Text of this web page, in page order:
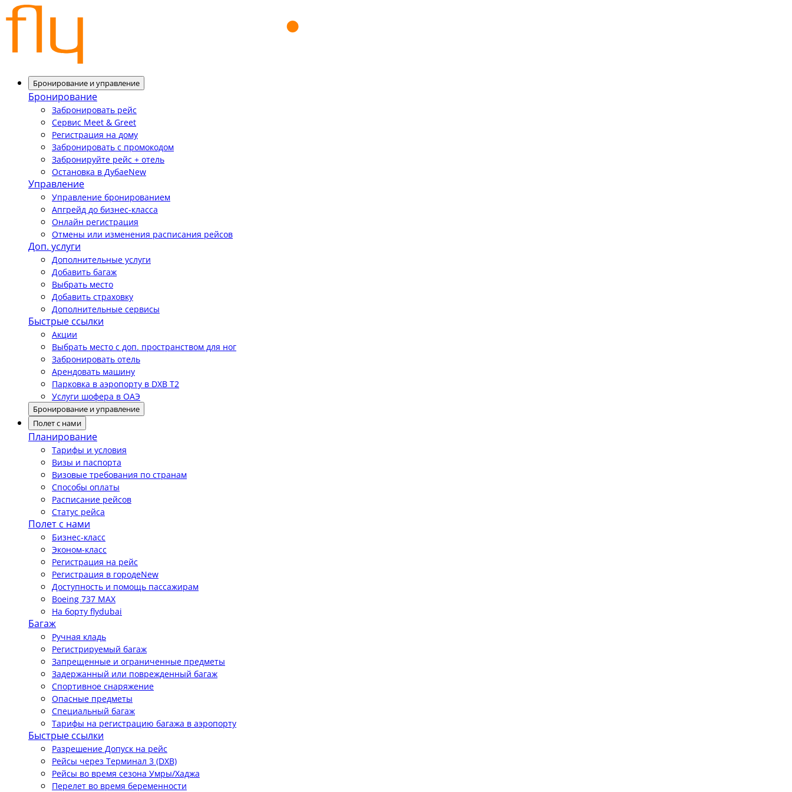
Бронирование и управление
Бронирование
Забронировать рейс
Сервис Meet & Greet
Регистрация на дому
Забронировать с промокодом
Забронируйте рейс + отель
Остановка в ДубаеNew
Управление
Управление бронированием
Апгрейд до бизнес-класса
Онлайн регистрация
Отмены или изменения расписания рейсов
Доп. услуги
Дополнительные услуги
Добавить багаж
Выбрать место
Добавить страховку
Дополнительные сервисы
Быстрые ссылки
Акции
Выбрать место с доп. пространством для ног
Забронировать отель
Арендовать машину
Парковка в аэропорту в DXB T2
Услуги шофера в ОАЭ
Бронирование и управление
Полет с нами
Планирование
Тарифы и условия
Визы и паспорта
Визовые требования по странам
Способы оплаты
Расписание рейсов
Статус рейса
Полет с нами
Бизнес-класс
Эконом-класс
Регистрация на рейс
Регистрация в городеNew
Доступность и помощь пассажирам
Boeing 737 MAX
На борту flydubai
Багаж
Ручная кладь
Регистрируемый багаж
Запрещенные и ограниченные предметы
Задержанный или поврежденный багаж
Спортивное снаряжение
Опасные предметы
Специальный багаж
Тарифы на регистрацию багажа в аэропорту
Быстрые ссылки
Разрешение Допуск на рейс
Рейсы через Терминал 3 (DXB)
Рейсы во время сезона Умры/Хаджа
Перелет во время беременности